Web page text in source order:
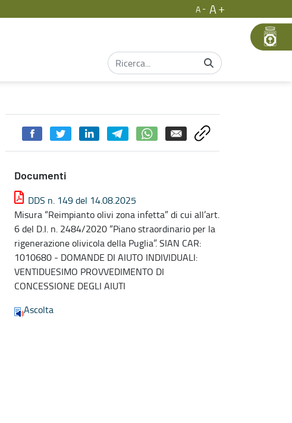
A
A
Documenti
DDS n. 149 del 14.08.2025
Misura “Reimpianto olivi zona infetta” di cui all’art.
6 del D.I. n. 2484/2020 “Piano straordinario per la
rigenerazione olivicola della Puglia”. SIAN CAR:
1010680 - DOMANDE DI AIUTO INDIVIDUALI:
VENTIDUESIMO PROVVEDIMENTO DI
CONCESSIONE DEGLI AIUTI
Ascolta